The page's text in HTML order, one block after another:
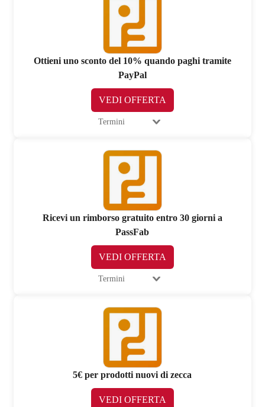
Ottieni uno sconto del 10% quando paghi tramite
PayPal
VEDI OFFERTA
Termini
Ricevi un rimborso gratuito entro 30 giorni a
PassFab
VEDI OFFERTA
Termini
5€ per prodotti nuovi di zecca
VEDI OFFERTA